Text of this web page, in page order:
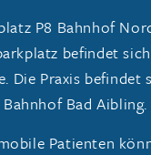
P8 Bahnhof
befindet
Die Praxis befindet
Bahnhof Bad Aibling.
Patienten